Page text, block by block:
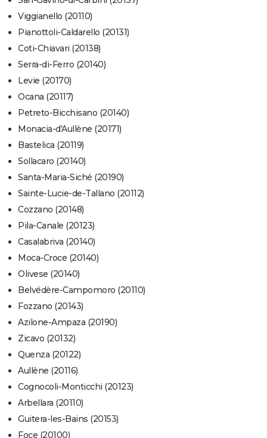
Viggianello (20110)
Pianottoli-Caldarello (20131)
Coti-Chiavari (20138)
Serra-di-Ferro (20140)
Levie (20170)
Ocana (20117)
Petreto-Bicchisano (20140)
Monacia-d'Aullène (20171)
Bastelica (20119)
Sollacaro (20140)
Santa-Maria-Siché (20190)
Sainte-Lucie-de-Tallano (20112)
Cozzano (20148)
Pila-Canale (20123)
Casalabriva (20140)
Moca-Croce (20140)
Olivese (20140)
Belvédère-Campomoro (20110)
Fozzano (20143)
Azilone-Ampaza (20190)
Zicavo (20132)
Quenza (20122)
Aullène (20116)
Cognocoli-Monticchi (20123)
Arbellara (20110)
Guitera-les-Bains (20153)
Foce (20100)